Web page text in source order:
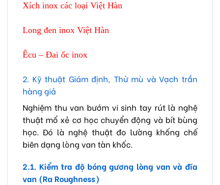
Xích inox các loại Việt Hàn
Long đen inox Việt Hàn
Êcu – Đai ốc inox
2. Kỹ thuật Giám định, Thử mù và Vạch trần
hàng giả
Nghiệm thu van bướm vi sinh tay rút là nghệ
thuật mổ xẻ cơ học chuyển động và bít bùng
học. Đó là nghệ thuật đo lường khống chế
biên dạng lòng van tàn khốc.
2.1. Kiểm tra độ bóng gương lòng van và đĩa
van (Ra Roughness)